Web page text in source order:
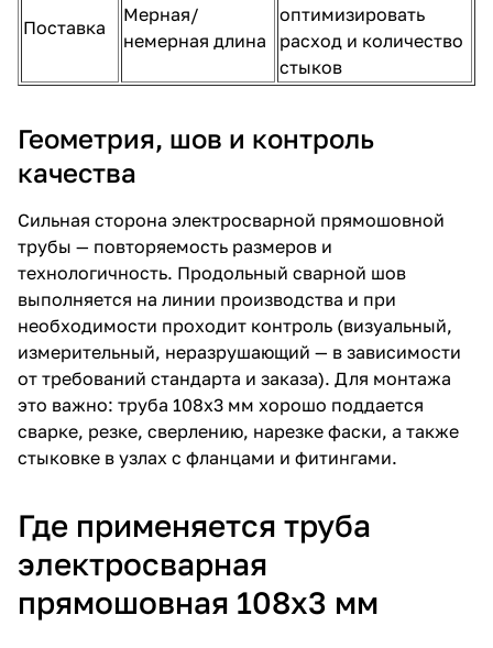
Поставка
Мерная/
немерная длина
оптимизировать
расход и количество
стыков
Геометрия, шов и контроль
качества
Сильная сторона электросварной прямошовной
трубы — повторяемость размеров и
технологичность. Продольный сварной шов
выполняется на линии производства и при
необходимости проходит контроль (визуальный,
измерительный, неразрушающий — в зависимости
от требований стандарта и заказа). Для монтажа
это важно: труба 108х3 мм хорошо поддается
сварке, резке, сверлению, нарезке фаски, а также
стыковке в узлах с фланцами и фитингами.
Где применяется труба
электросварная
прямошовная 108х3 мм